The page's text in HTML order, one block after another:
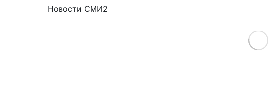
Новости СМИ2
Load More